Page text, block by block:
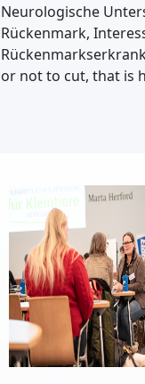
Neurologische
Rückenmark,
or not to cut, that is